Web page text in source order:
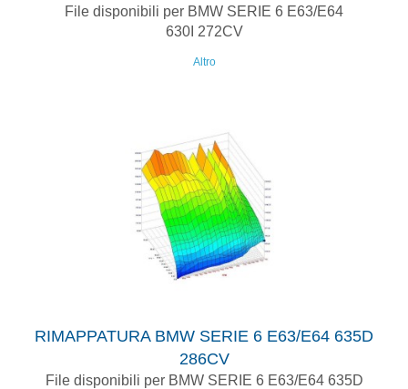
File disponibili per BMW SERIE 6 E63/E64
630I 272CV
Altro
RIMAPPATURA BMW SERIE 6 E63/E64 635D
286CV
File disponibili per BMW SERIE 6 E63/E64 635D